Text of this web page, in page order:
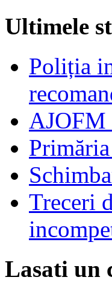
Ultimele
Poliția
AJOFM
Treceri
Lasati un